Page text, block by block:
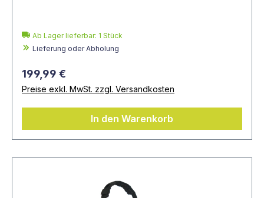
Ab Lager lieferbar: 1 Stück
Lieferung oder Abholung
199,99 €
Preise exkl. MwSt. zzgl. Versandkosten
In den Warenkorb